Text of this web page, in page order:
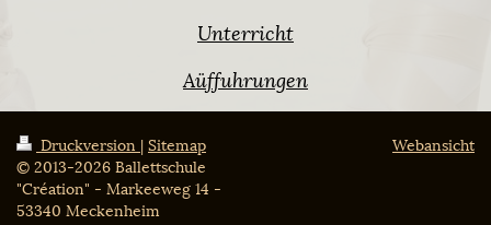
Unterricht
Aüffuhrungen
Druckversion |Sitemap
© 2013-2026 Ballettschule
"Création" - Markeeweg 14 -
53340 Meckenheim
Webansicht